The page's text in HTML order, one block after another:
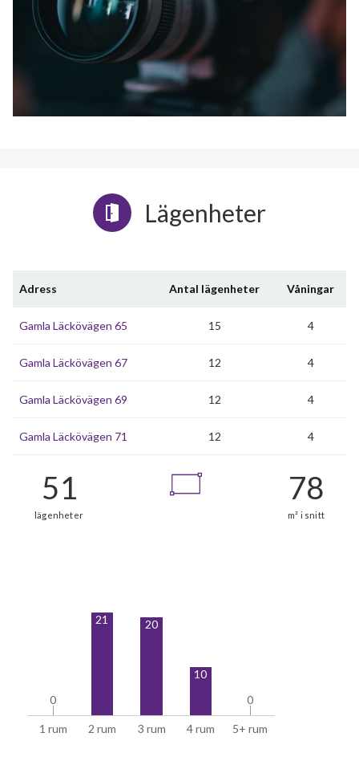
Lägenheter
Adress Antal lägenheter Våningar
Gamla Läckövägen 65 15 4
Gamla Läckövägen 67 12 4
Gamla Läckövägen 69 12 4
Gamla Läckövägen 71 12 4
1 rum 2 rum 3 rum 4 rum 5+ rum
0
0
21 20
10
0
0